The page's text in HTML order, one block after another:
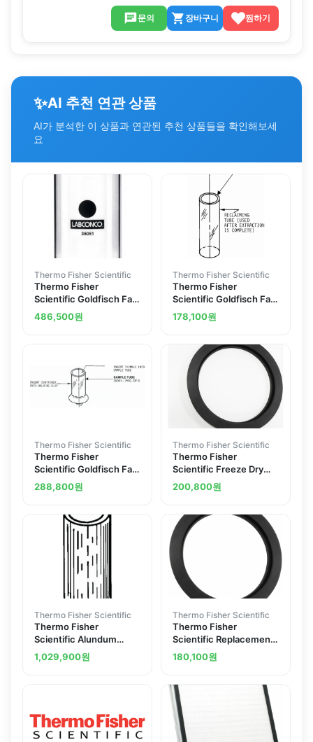
문의 장바구니 찜하기
✨AI 추천 연관 상품
AI가 분석한 이 상품과 연관된 추천 상품들을 확인해보세
요
Thermo Fisher Scientific
Thermo Fisher
Scientific Goldfisch Fat
Extractor Accessory
Beaker
486,500원
Thermo Fisher Scientific
Thermo Fisher
Scientific Goldfisch Fat
Extractor Accessory
Reclaiming Tube
178,100원
Thermo Fisher Scientific
Thermo Fisher
Scientific Goldfisch Fat
Extractor Accessory
Sample Tube Container
288,800원
Thermo Fisher Scientific
Thermo Fisher
Scientific Freeze Dry
Replacement Parts Lid
Gasket
200,800원
Thermo Fisher Scientific
Thermo Fisher
Scientific Alundum
Extraction Thimbles
1,029,900원
Thermo Fisher Scientific
Thermo Fisher
Scientific Replacement
Lid Gasket
180,100원